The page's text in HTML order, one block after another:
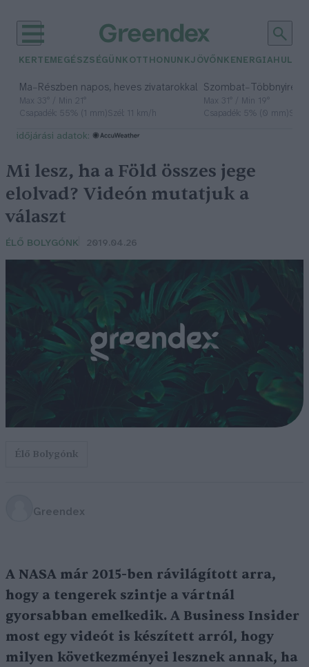
KERTEM EGÉSZSÉGÜNK OTTHONUNKJÖVŐNK ENERGIA
Ma– Részben napos, heves zivatarokkal
Max 33° / Min 21°
Csapadék: 55% (1 mm)Szél: 11 km/h
Szombat– Többnyire
Max 31° / Min 19°
Csapadék: 5% (0 mm)
időjárási adatok:
Mi lesz, ha a Föld összes jege
elolvad? Videón mutatjuk a
választ
ÉLŐ BOLYGÓNK 2019.04.26
Élő Bolygónk
Greendex
A NASA már 2015-ben rávilágított arra,
hogy a tengerek szintje a vártnál
gyorsabban emelkedik. A Business Insider
most egy videót is készített arról, hogy
milyen következményei lesznek annak, ha